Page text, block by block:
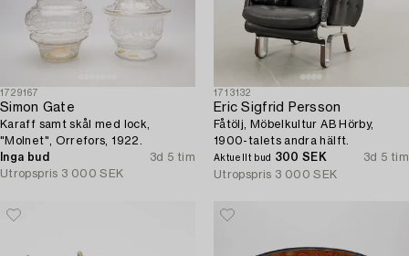
1729167
Simon Gate
Karaff samt skål med lock,
"Molnet", Orrefors, 1922.
Inga bud
3d 5 tim
Utropspris 3 000 SEK
1713132
Eric Sigfrid Persson
Fåtölj, Möbelkultur AB Hörby,
1900-talets andra hälft.
Aktuellt bud 300 SEK
3d 5 tim
Utropspris 3 000 SEK